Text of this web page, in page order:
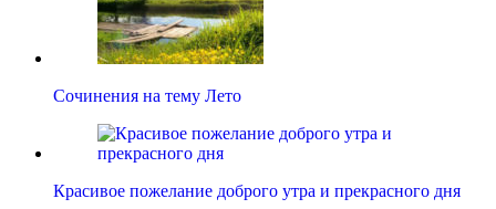
Сочинения на тему Лето
Красивое пожелание доброго утра и прекрасного дня